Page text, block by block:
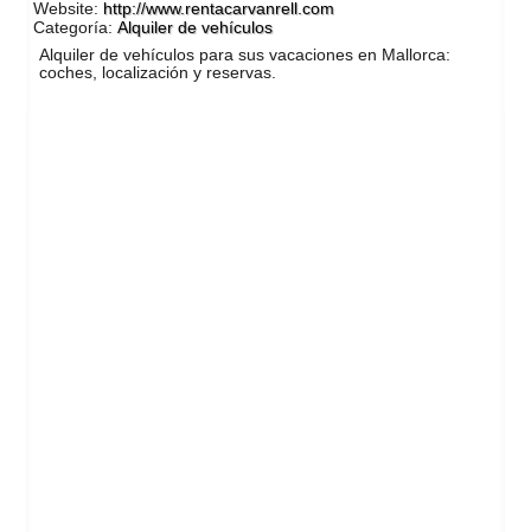
Website: http://www.rentacarvanrell.com
Categoría:Alquiler de vehí­culos
Alquiler de vehí­culos para sus vacaciones en Mallorca:
coches, localización y reservas.